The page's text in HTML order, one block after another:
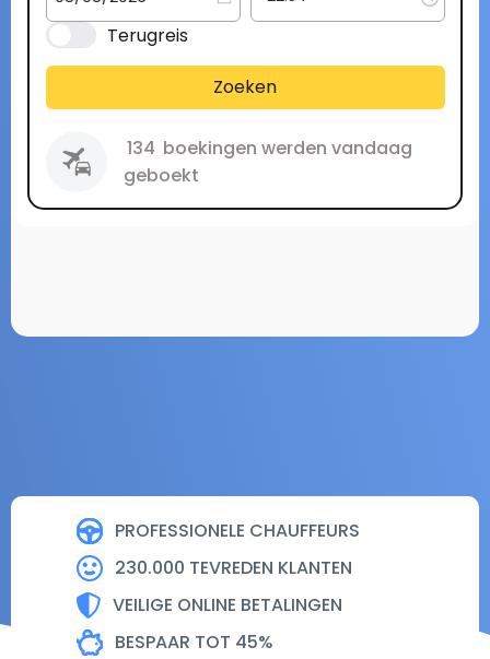
PROFESSIONELE CHAUFFEURS
230.000 TEVREDEN KLANTEN
VEILIGE ONLINE BETALINGEN
BESPAAR TOT 45%
Terugreis
Zoeken
134 boekingen werden vandaag
geboekt